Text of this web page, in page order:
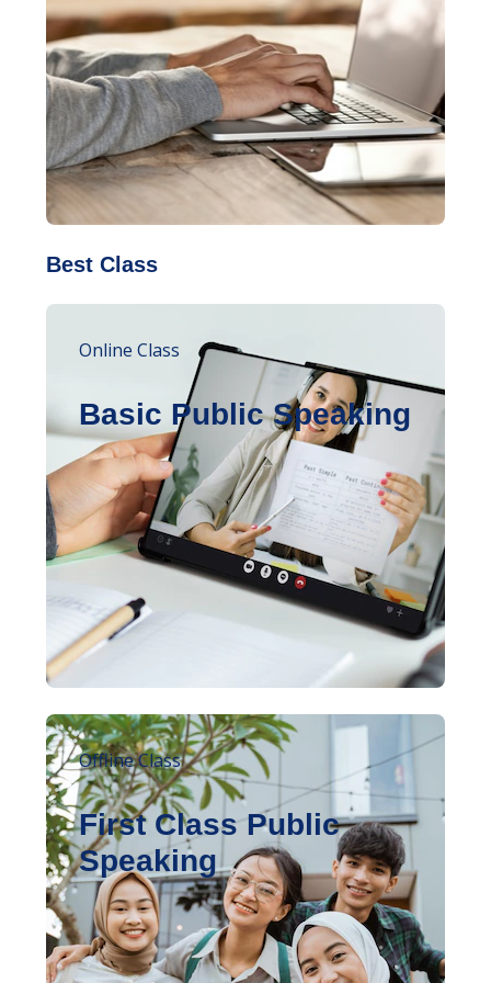
Best Class
Online Class
Basic Public Speaking
Offline Class
First Class Public
Speaking